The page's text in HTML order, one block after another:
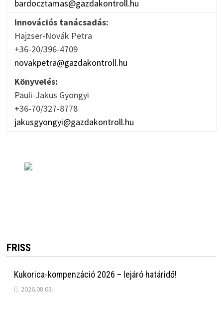
bardocztamas@gazdakontroll.hu
Innovációs tanácsadás:
Hajzser-Novák Petra
+36-20/396-4709
novakpetra@gazdakontroll.hu
Könyvelés:
Pauli-Jakus Gyöngyi
+36-70/327-8778
jakusgyongyi@gazdakontroll.hu
FRISS
Kukorica-kompenzáció 2026 – lejáró határidő!
2026.08.03.